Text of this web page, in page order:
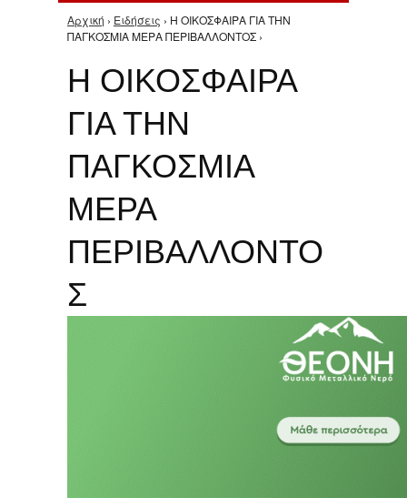
Είστε εδώ
Αρχική › Ειδήσεις › Η ΟΙΚΟΣΦΑΙΡΑ ΓΙΑ ΤΗΝ
ΠΑΓΚΟΣΜΙΑ ΜΕΡΑ ΠΕΡΙΒΑΛΛΟΝΤΟΣ ›
Η ΟΙΚΟΣΦΑΙΡΑ
ΓΙΑ ΤΗΝ
ΠΑΓΚΟΣΜΙΑ
ΜΕΡΑ
ΠΕΡΙΒΑΛΛΟΝΤΟ
Σ